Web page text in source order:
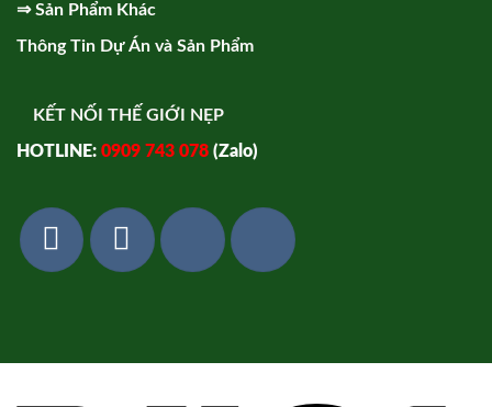
⇒Sản Phẩm Khác
Thông Tin Dự Án và Sản Phẩm
KẾT NỐI THẾ GIỚI NẸP
HOTLINE: 0909 743 078 (Zalo)